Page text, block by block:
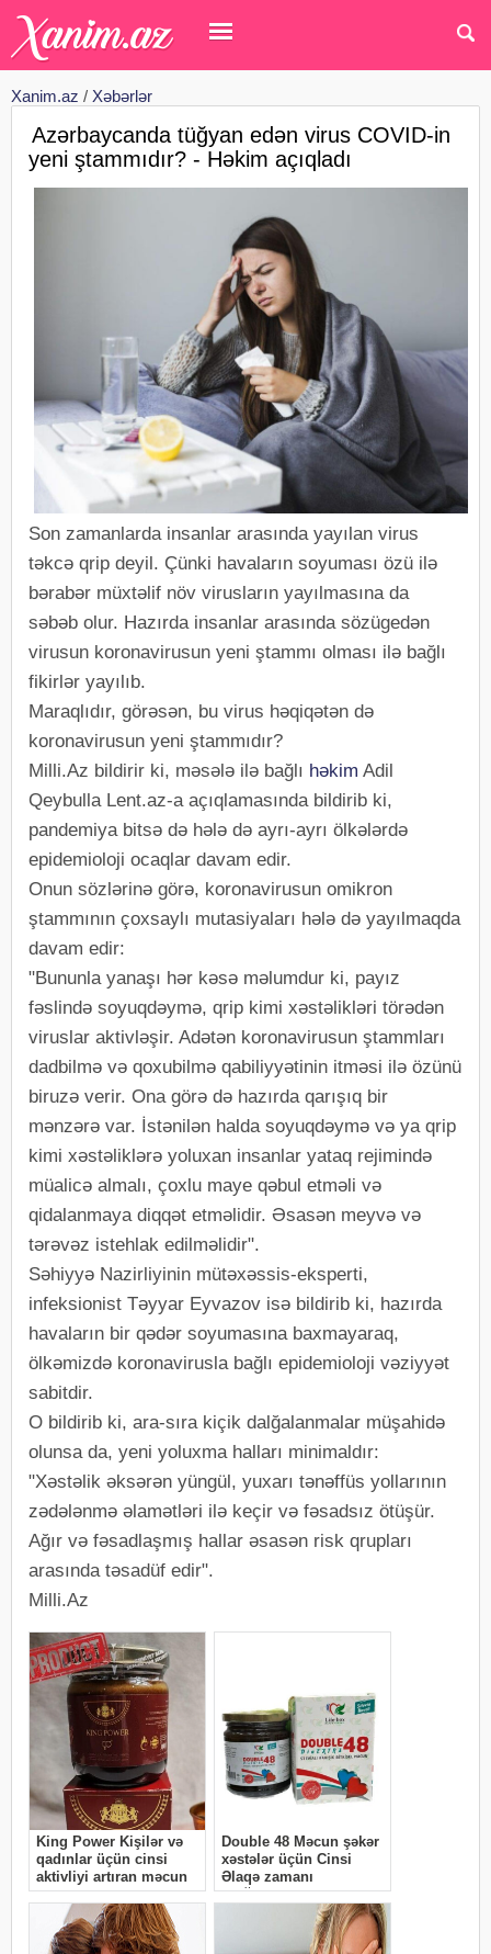
Xanim.az / Xəbərlər
Azərbaycanda tüğyan edən virus COVID-in
yeni ştammıdır? - Həkim açıqladı
Son zamanlarda insanlar arasında yayılan virus
təkcə qrip deyil. Çünki havaların soyuması özü ilə
bərabər müxtəlif növ virusların yayılmasına da
səbəb olur. Hazırda insanlar arasında sözügedən
virusun koronavirusun yeni ştammı olması ilə bağlı
fikirlər yayılıb.
Maraqlıdır, görəsən, bu virus həqiqətən də
koronavirusun yeni ştammıdır?
Milli.Az bildirir ki, məsələ ilə bağlı həkim Adil
Qeybulla Lent.az-a açıqlamasında bildirib ki,
pandemiya bitsə də hələ də ayrı-ayrı ölkələrdə
epidemioloji ocaqlar davam edir.
Onun sözlərinə görə, koronavirusun omikron
ştammının çoxsaylı mutasiyaları hələ də yayılmaqda
davam edir:
"Bununla yanaşı hər kəsə məlumdur ki, payız
fəslində soyuqdəymə, qrip kimi xəstəlikləri törədən
viruslar aktivləşir. Adətən koronavirusun ştammları
dadbilmə və qoxubilmə qabiliyyətinin itməsi ilə özünü
biruzə verir. Ona görə də hazırda qarışıq bir
mənzərə var. İstənilən halda soyuqdəymə və ya qrip
kimi xəstəliklərə yoluxan insanlar yataq rejimində
müalicə almalı, çoxlu maye qəbul etməli və
qidalanmaya diqqət etməlidir. Əsasən meyvə və
tərəvəz istehlak edilməlidir".
Səhiyyə Nazirliyinin mütəxəssis-eksperti,
infeksionist Təyyar Eyvazov isə bildirib ki, hazırda
havaların bir qədər soyumasına baxmayaraq,
ölkəmizdə koronavirusla bağlı epidemioloji vəziyyət
sabitdir.
O bildirib ki, ara-sıra kiçik dalğalanmalar müşahidə
olunsa da, yeni yoluxma halları minimaldır:
"Xəstəlik əksərən yüngül, yuxarı tənəffüs yollarının
zədələnmə əlamətləri ilə keçir və fəsadsız ötüşür.
Ağır və fəsadlaşmış hallar əsasən risk qrupları
arasında təsadüf edir".
Milli.Az